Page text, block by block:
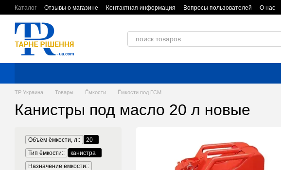
Перейти к основному контенту
Каталог Отзывы о магазине Контактная информация Вопросы пользователей О нас
ТР Украина Товары Ёмкости Ёмкости под ГСМ
Канистры под масло 20 л новые
Объём ёмкости, л::
20
Тип ёмкости::
канистра
Назначение ёмкости::